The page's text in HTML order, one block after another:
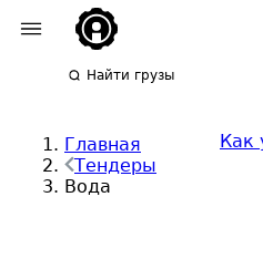
Найти грузы
Главная
Тендеры
Вода
Как